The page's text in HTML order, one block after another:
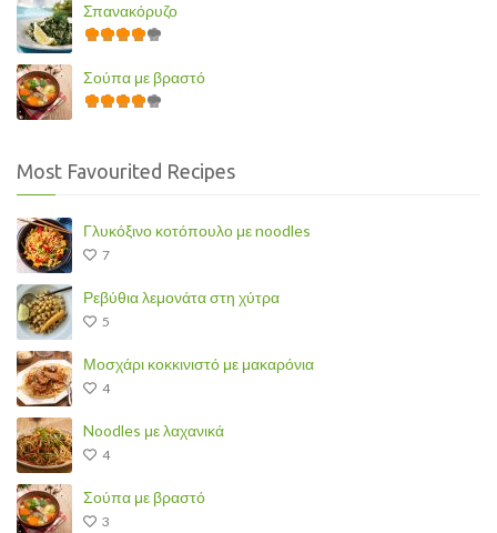
Σπανακόρυζο
Σούπα με βραστό
Most Favourited Recipes
Γλυκόξινο κοτόπουλο με noodles
7
Ρεβύθια λεμονάτα στη χύτρα
5
Μοσχάρι κοκκινιστό με μακαρόνια
4
Noodles με λαχανικά
4
Σούπα με βραστό
3